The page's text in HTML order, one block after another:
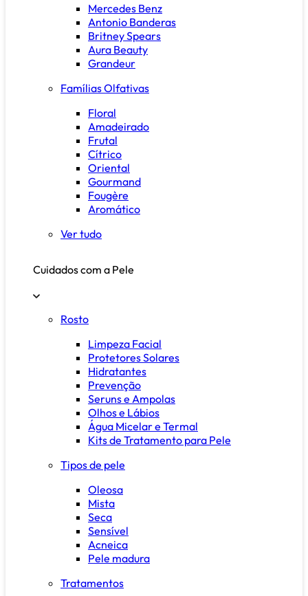
Mercedes Benz
Antonio Banderas
Britney Spears
Aura Beauty
Grandeur
Famílias Olfativas
Floral
Amadeirado
Frutal
Cítrico
Oriental
Gourmand
Fougère
Aromático
Ver tudo
Cuidados com a Pele
Rosto
Limpeza Facial
Protetores Solares
Hidratantes
Prevenção
Seruns e Ampolas
Olhos e Lábios
Água Micelar e Termal
Kits de Tratamento para Pele
Tipos de pele
Oleosa
Mista
Seca
Sensível
Acneica
Pele madura
Tratamentos